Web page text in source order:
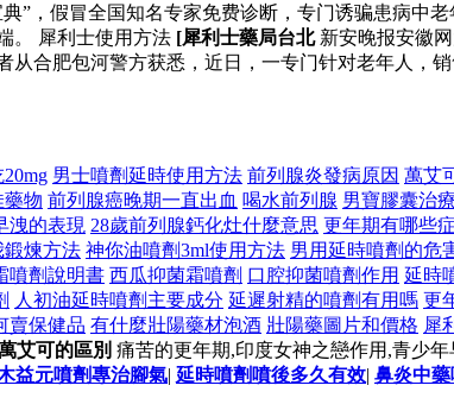
”，假冒全国知名专家免费诊断，专门诱骗患病
。 犀利士使用方法 [犀利士藥局台北新安晚报安徽
合肥包河警方获悉，近日，一专门针对老年人，
男士噴劑延時使用方法 前列腺炎發病原因 萬艾
物 前列腺癌晚期一直出血 喝水前列腺 男寶膠囊治
洩的表現 28歲前列腺鈣化灶什麼意思 更年期有哪些
鍛煉方法 神你油噴劑3ml使用方法 男用延時噴劑的危
噴劑說明書 西瓜抑菌霜噴劑 口腔抑菌噴劑作用 延時
人初油延時噴劑主要成分 延遲射精的噴劑有用嗎 更
賣保健品 有什麼壯陽藥材泡酒 壯陽藥圖片和價格 犀
艾可的區別 痛苦的更年期,印度女神之戀作用,青少
益元噴劑專治腳氣| 延時噴劑噴後多久有效| 鼻炎中